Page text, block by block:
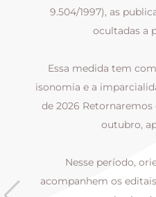
9.504/1997), as
ocultadas a
Essa medida tem
isonomia e a
de 2026
outubro,
Nesse período,
acompanhem os